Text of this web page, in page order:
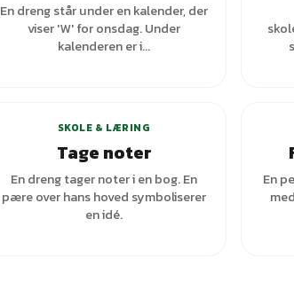
En dreng står under en kalender, der
viser 'W' for onsdag. Under
kalenderen er i...
SKOLE & LÆRING
Tage noter
En dreng tager noter i en bog. En
pære over hans hoved symboliserer
en idé.
En